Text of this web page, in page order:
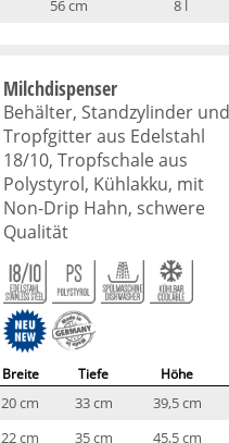
56 cm 8 l
Milchdispenser
Behälter, Standzylinder und
Tropfgitter aus Edelstahl
18/10, Tropfschale aus
Polystyrol, Kühlakku, mit
Non-Drip Hahn, schwere
Qualität
Breite Tiefe Höhe
20 cm 33 cm
39,5 cm
22 cm 35 cm 45,5 cm